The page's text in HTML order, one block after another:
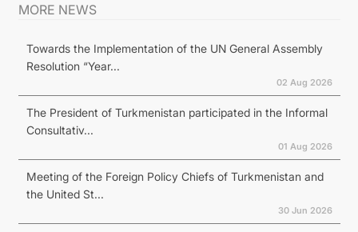
MORE NEWS
Towards the Implementation of the UN General Assembly
Resolution “Year...
02 Aug 2026
The President of Turkmenistan participated in the Informal
Consultativ...
01 Aug 2026
Meeting of the Foreign Policy Chiefs of Turkmenistan and
the United St...
30 Jun 2026